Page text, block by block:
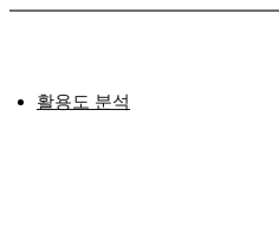
활용도 분석